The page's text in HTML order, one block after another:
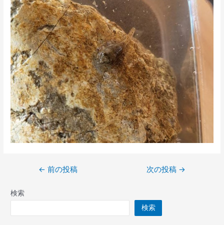
← 前の投稿 次の投稿 →
検索
検索